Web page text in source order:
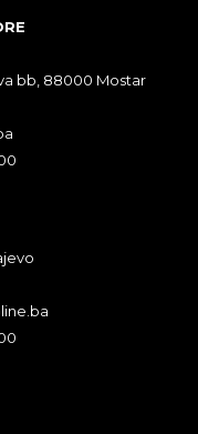
bb, 88000 Mostar